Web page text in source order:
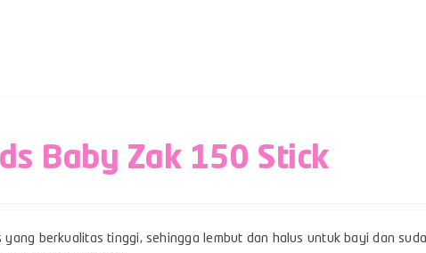
Baby Zak 150 Stick
yang berkualitas tinggi, sehingga lembut dan halus untuk bayi dan